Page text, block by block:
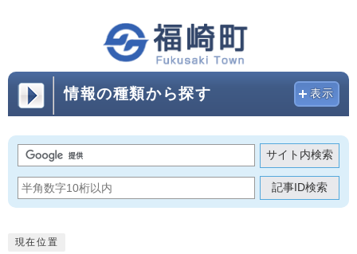
情報の種類から探す 表示
サイト内検索
記事ID検索
現在位置